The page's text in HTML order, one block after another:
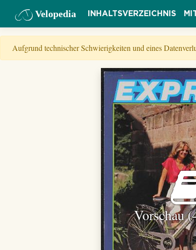
Velopedia INHALTSVERZEICHNIS
Aufgrund technischer Schwierigkeiten und eines
Vorschau